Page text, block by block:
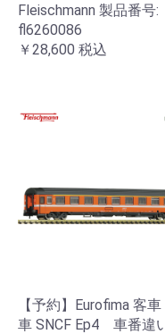
Fleischmann 製品番号:
fl6260086
￥28,600 税込
【予約】Eurofima 客
車 SNCF Ep4 車番違